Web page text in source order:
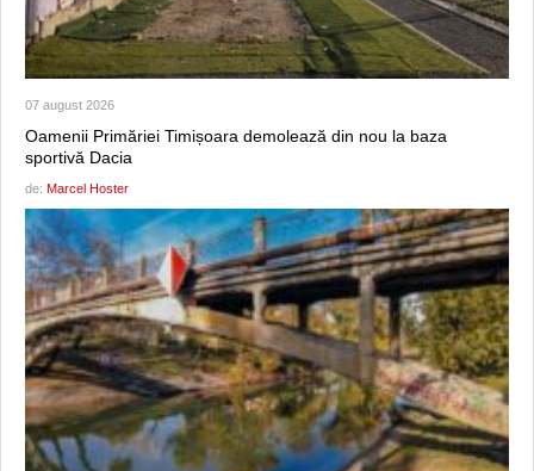
07 august 2026
Oamenii Primăriei Timișoara demolează din nou la baza
sportivă Dacia
de: Marcel Hoster